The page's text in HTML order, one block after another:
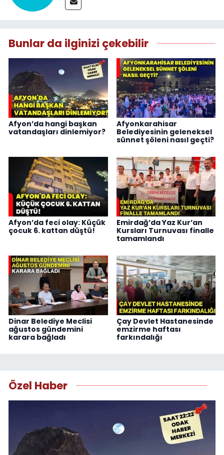
Bunlar da ilginizi çekebilir
Afyon’da hangi başkan
vatandaşları dinlemiyor?
Afyonkarahisar
Belediyesinin geleneksel
sünnet şöleni nasıl geçti?
Afyon’da feci olay: Küçük
çocuk 6. kattan düştü!
Emirdağ’da Yaz Kur’an
Kursları Turnuvası finalle
tamamlandı
Dinar Belediye Meclisi
ağustos gündemini
karara bağladı
Çay Devlet Hastanesinde
emzirme haftası
farkındalığı
Özel Haber